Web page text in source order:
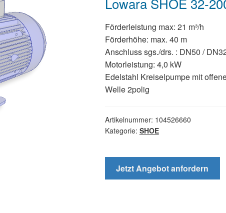
Förderleistung max: 21 m³/h
Förderhöhe: max. 40 m
Anschluss sgs./drs. : DN50 /
Motorleistung: 4,0 kW
Edelstahl Kreiselpumpe mit
Welle 2polig
Artikelnummer: 104526660
Kategorie: SHOE
Jetzt Angebot anfordern